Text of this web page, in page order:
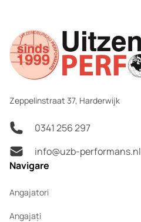
Zeppelinstraat 37, Harderwijk
0341 256 297
info@uzb-performans.nl
Navigare
Angajatori
Angajați